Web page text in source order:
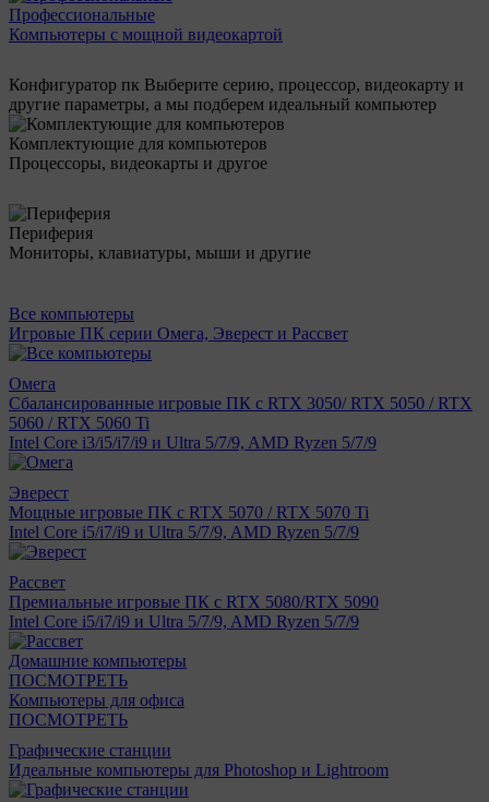
Профессиональные
Компьютеры с мощной видеокартой
Конфигуратор пк Выберите серию, процессор, видеокарту и
другие параметры, а мы подберем идеальный компьютер
Комплектующие для компьютеров
Процессоры, видеокарты и другое
Периферия
Мониторы, клавиатуры, мыши и другие
Все компьютеры
Игровые ПК серии Омега, Эверест и Рассвет
Омега
Сбалансированные игровые ПК с RTX 3050/ RTX 5050 / RTX
5060 / RTX 5060 Ti
Intel Core i3/i5/i7/i9 и Ultra 5/7/9, AMD Ryzen 5/7/9
Эверест
Мощные игровые ПК с RTX 5070 / RTX 5070 Ti
Intel Core i5/i7/i9 и Ultra 5/7/9, AMD Ryzen 5/7/9
Рассвет
Премиальные игровые ПК с RTX 5080/RTX 5090
Intel Core i5/i7/i9 и Ultra 5/7/9, AMD Ryzen 5/7/9
Домашние компьютеры
ПОСМОТРЕТЬ
Компьютеры для офиса
ПОСМОТРЕТЬ
Графические станции
Идеальные компьютеры для Photoshop и Lightroom